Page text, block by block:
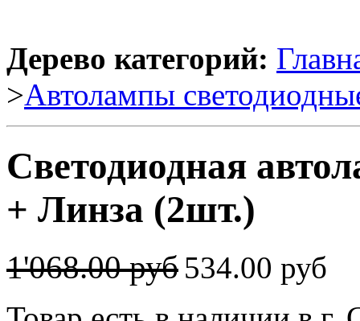
Дерево категорий:
>Автолампы
Светодиодная
+ Линза (2шт.)
1'068.00 руб 534.00 руб